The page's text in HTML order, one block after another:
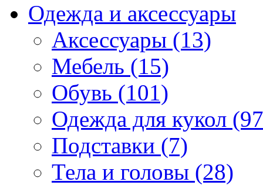
Одежда и аксессуары
Аксессуары (13)
Мебель (15)
Обувь (101)
Одежда для кукол
Подставки (7)
Тела и головы (28)